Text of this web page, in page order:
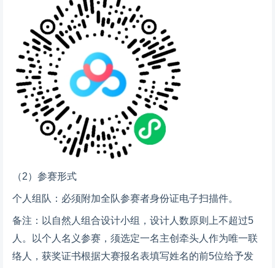
（2）参赛形式
个人组队：必须附加全队参赛者身份证电子扫描件。
备注：以自然人组合设计小组，设计人数原则上不超过5
人。以个人名义参赛，须选定一名主创牵头人作为唯一联
络人，获奖证书根据大赛报名表填写姓名的前5位给予发